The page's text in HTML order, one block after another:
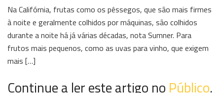
Na Califórnia, frutas como os pêssegos, que são mais firmes
à noite e geralmente colhidos por máquinas, são colhidos
durante a noite há já várias décadas, nota Sumner. Para
frutos mais pequenos, como as uvas para vinho, que exigem
mais […]
Continue a ler este artigo no Público.